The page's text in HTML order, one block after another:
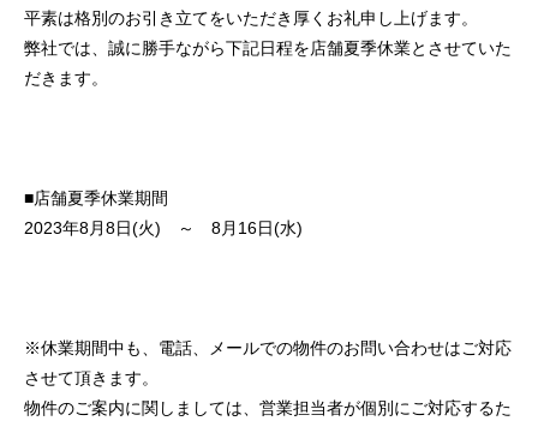
平素は格別のお引き立てをいただき厚くお礼申し上げます。
弊社では、誠に勝手ながら下記日程を店舗夏季休業とさせていた
だきます。
■店舗夏季休業期間
2023年8月8日(火) ～ 8月16日(水)
※休業期間中も、電話、メールでの物件のお問い合わせはご対応
させて頂きます。
物件のご案内に関しましては、営業担当者が個別にご対応するた